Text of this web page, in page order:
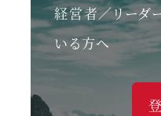
経営者／リーダ
いる方へ